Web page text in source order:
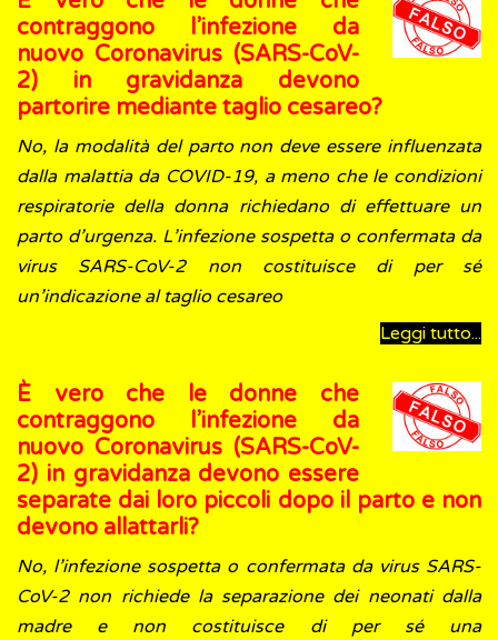
contraggono l’infezione da
nuovo Coronavirus (SARS-CoV-
2) in gravidanza devono
partorire mediante taglio cesareo?
No, la modalità del parto non deve essere influenzata
dalla malattia da COVID-19, a meno che le condizioni
respiratorie della donna richiedano di effettuare un
parto d’urgenza. L’infezione sospetta o confermata da
virus SARS-CoV-2 non costituisce di per sé
un’indicazione al taglio cesareo
Leggi tutto...
È vero che le donne che
contraggono l’infezione da
nuovo Coronavirus (SARS-CoV-
2) in gravidanza devono essere
separate dai loro piccoli dopo il parto e non
devono allattarli?
No, l’infezione sospetta o confermata da virus SARS-
CoV-2 non richiede la separazione dei neonati dalla
madre e non costituisce di per sé una